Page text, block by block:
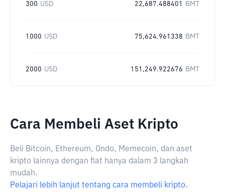
300 USD 22,687.488401 BMT
1000 USD 75,624.961338 BMT
2000 USD 151,249.922676 BMT
Cara Membeli Aset Kripto
Beli Bitcoin, Ethereum, Ondo, Memecoin, dan aset
kripto lainnya dengan fiat hanya dalam 3 langkah
mudah.
Pelajari lebih lanjut tentang cara membeli kripto.